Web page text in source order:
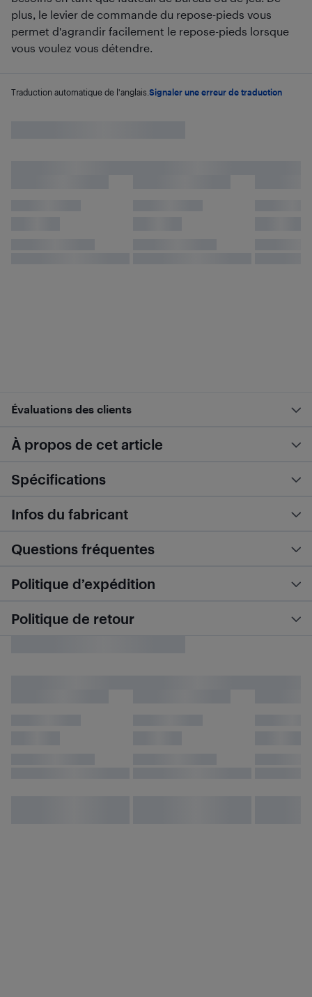
plus, le levier de commande du repose-pieds vous
permet d'agrandir facilement le repose-pieds lorsque
vous voulez vous détendre.
Traduction automatique de l'anglais. Signaler une erreur de traduction
Évaluations des clients
À propos de cet article
Spécifications
Infos du fabricant
Questions fréquentes
Politique d’expédition
Politique de retour